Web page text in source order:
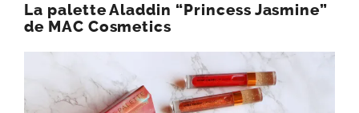
La palette Aladdin “Princess Jasmine”
de MAC Cosmetics